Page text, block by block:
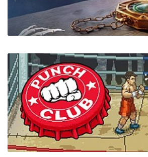
Speed 3: Grand Prix
Pirates? Pirates!